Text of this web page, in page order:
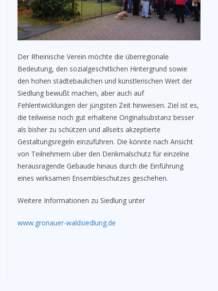
Der Rheinische Verein möchte die überregionale
Bedeutung, den sozialgeschitlichen Hintergrund sowie
den hohen städtebaulichen und künstlerischen Wert der
Siedlung bewußt machen, aber auch auf
Fehlentwicklungen der jüngsten Zeit hinweisen. Ziel ist es,
die teilweise noch gut erhaltene Originalsubstanz besser
als bisher zu schützen und allseits akzeptierte
Gestaltungsregeln einzuführen. Die könnte nach Ansicht
von Teilnehmern über den Denkmalschutz für einzelne
herausragende Gebaude hinaus durch die Einführung
eines wirksamen Ensembleschutzes geschehen.
Weitere Informationen zu Siedlung unter
www.gronauer-waldsiedlung.de